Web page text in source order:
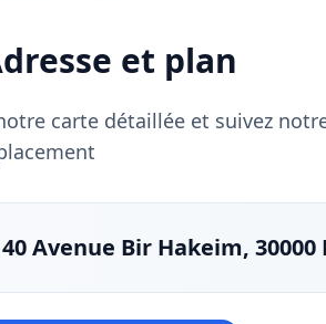
et plan
carte détaillée et suivez
Avenue Bir Hakeim, 30000